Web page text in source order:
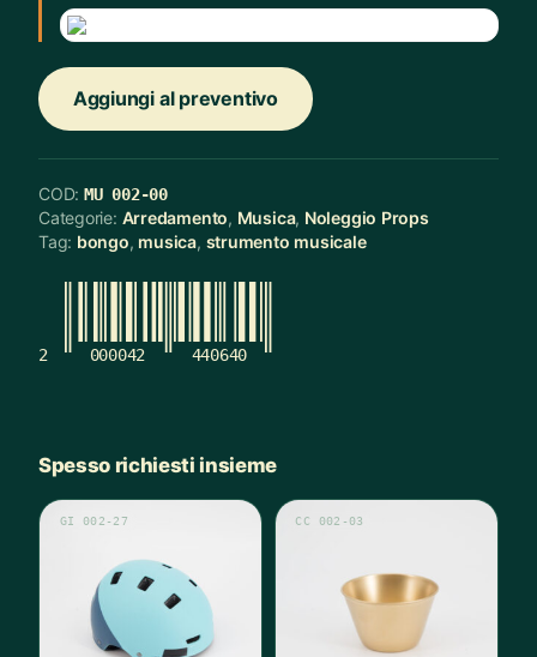
Aggiungi al preventivo
COD: MU 002-00
Categorie: Arredamento, Musica, Noleggio Props
Tag: bongo, musica, strumento musicale
2 000042 440640
Spesso richiesti insieme
GI 002-27 CC 002-03